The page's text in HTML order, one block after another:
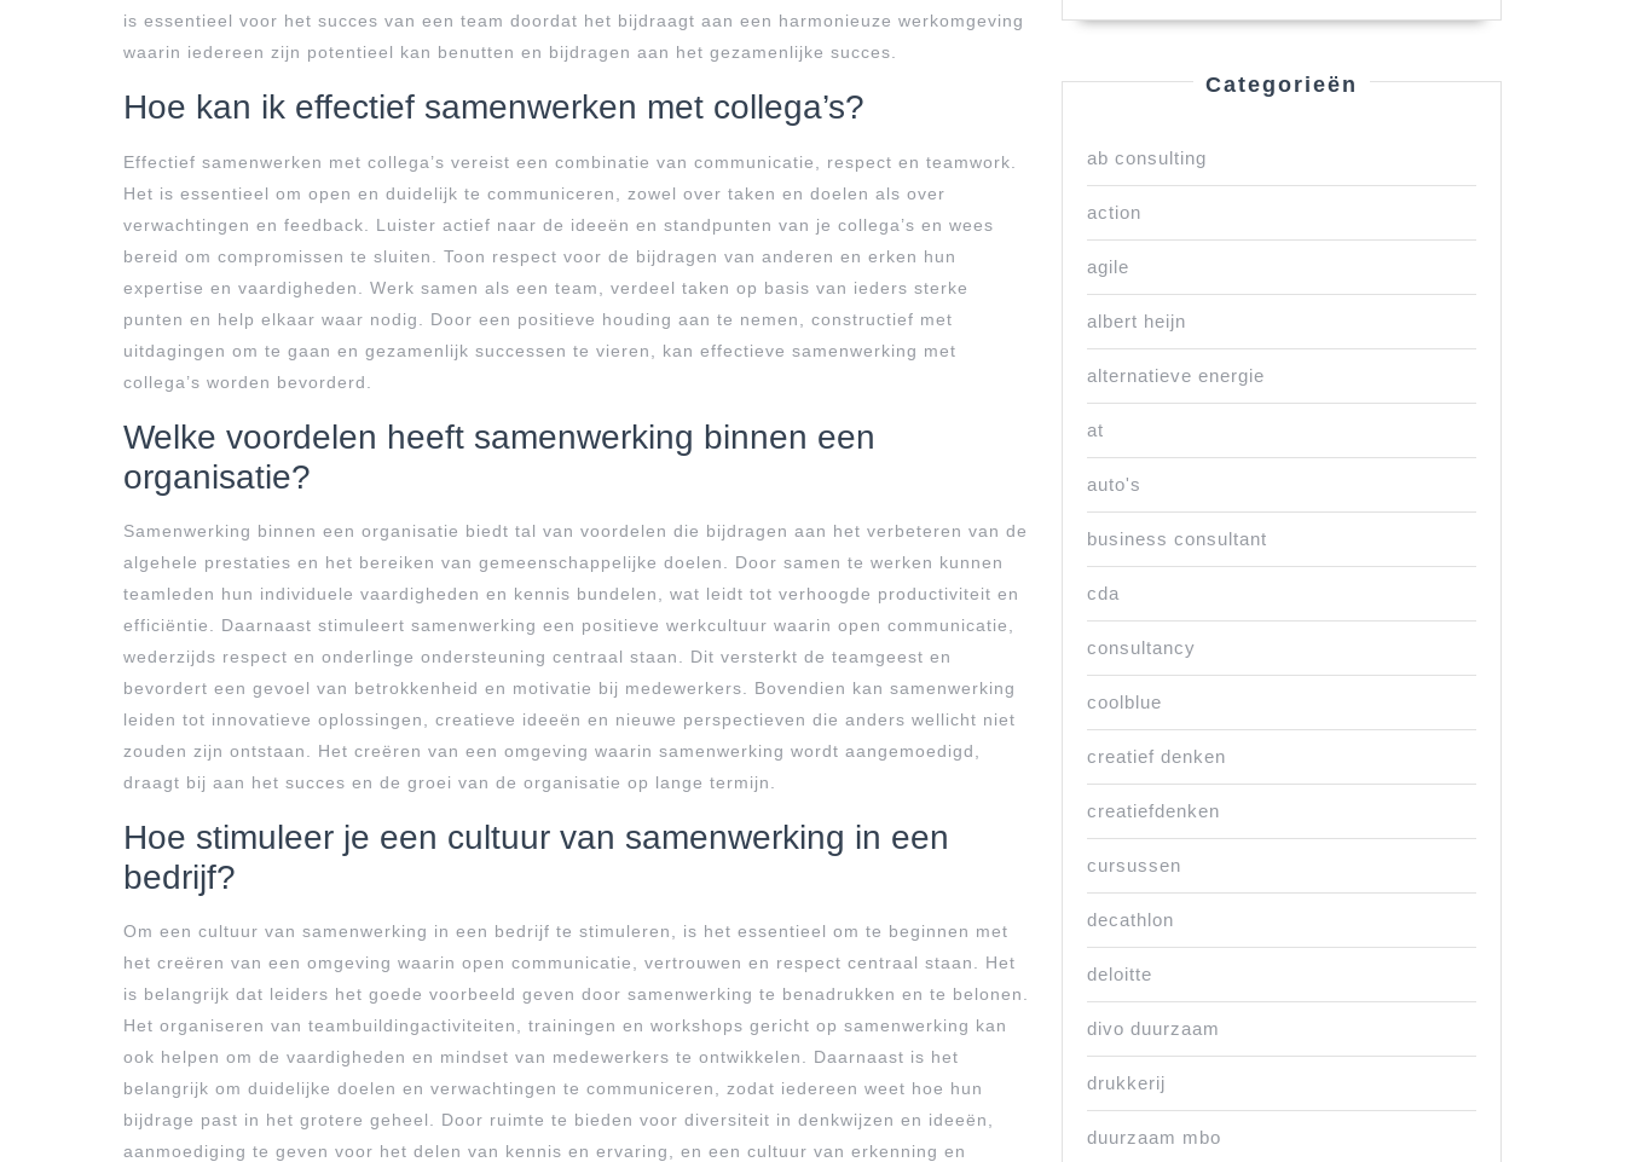
is essentieel voor het succes van een team doordat het bijdraagt aan een harmonieuze werkomgeving
waarin iedereen zijn potentieel kan benutten en bijdragen aan het gezamenlijke succes.
Hoe kan ik effectief samenwerken met collega’s?
Effectief samenwerken met collega’s vereist een combinatie van communicatie, respect en teamwork.
Het is essentieel om open en duidelijk te communiceren, zowel over taken en doelen als over
verwachtingen en feedback. Luister actief naar de ideeën en standpunten van je collega’s en wees
bereid om compromissen te sluiten. Toon respect voor de bijdragen van anderen en erken hun
expertise en vaardigheden. Werk samen als een team, verdeel taken op basis van ieders sterke
punten en help elkaar waar nodig. Door een positieve houding aan te nemen, constructief met
uitdagingen om te gaan en gezamenlijk successen te vieren, kan effectieve samenwerking met
collega’s worden bevorderd.
Welke voordelen heeft samenwerking binnen een
organisatie?
Samenwerking binnen een organisatie biedt tal van voordelen die bijdragen aan het verbeteren van de
algehele prestaties en het bereiken van gemeenschappelijke doelen. Door samen te werken kunnen
teamleden hun individuele vaardigheden en kennis bundelen, wat leidt tot verhoogde productiviteit en
efficiëntie. Daarnaast stimuleert samenwerking een positieve werkcultuur waarin open communicatie,
wederzijds respect en onderlinge ondersteuning centraal staan. Dit versterkt de teamgeest en
bevordert een gevoel van betrokkenheid en motivatie bij medewerkers. Bovendien kan samenwerking
leiden tot innovatieve oplossingen, creatieve ideeën en nieuwe perspectieven die anders wellicht niet
zouden zijn ontstaan. Het creëren van een omgeving waarin samenwerking wordt aangemoedigd,
draagt bij aan het succes en de groei van de organisatie op lange termijn.
Hoe stimuleer je een cultuur van samenwerking in een
bedrijf?
Om een cultuur van samenwerking in een bedrijf te stimuleren, is het essentieel om te beginnen met
het creëren van een omgeving waarin open communicatie, vertrouwen en respect centraal staan. Het
is belangrijk dat leiders het goede voorbeeld geven door samenwerking te benadrukken en te belonen.
Het organiseren van teambuildingactiviteiten, trainingen en workshops gericht op samenwerking kan
ook helpen om de vaardigheden en mindset van medewerkers te ontwikkelen. Daarnaast is het
belangrijk om duidelijke doelen en verwachtingen te communiceren, zodat iedereen weet hoe hun
bijdrage past in het grotere geheel. Door ruimte te bieden voor diversiteit in denkwijzen en ideeën,
aanmoediging te geven voor het delen van kennis en ervaring, en een cultuur van erkenning en
Categorieën
ab consulting
action
agile
albert heijn
alternatieve energie
at
auto's
business consultant
cda
consultancy
coolblue
creatief denken
creatiefdenken
cursussen
decathlon
deloitte
divo duurzaam
drukkerij
duurzaam mbo